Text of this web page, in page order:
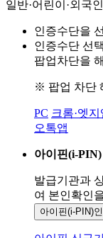
일반·어린이·외국
인증수단을
인증수단 선
팝업차단을
※ 팝업 차단
PC 크롬·엣지
오톡앱
아이핀(i-PIN)
발급기관과
여 본인확인
아이핀(i-PIN)